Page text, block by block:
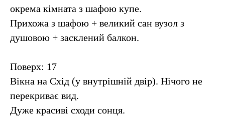
окрема кімната з шафою купе.
Прихожа з шафою + великий сан вузол з
душовою + засклений балкон.
Поверх: 17
Вікна на Схід (у внутрішній двір). Нічого не
перекриває вид.
Дуже красиві сходи сонця.